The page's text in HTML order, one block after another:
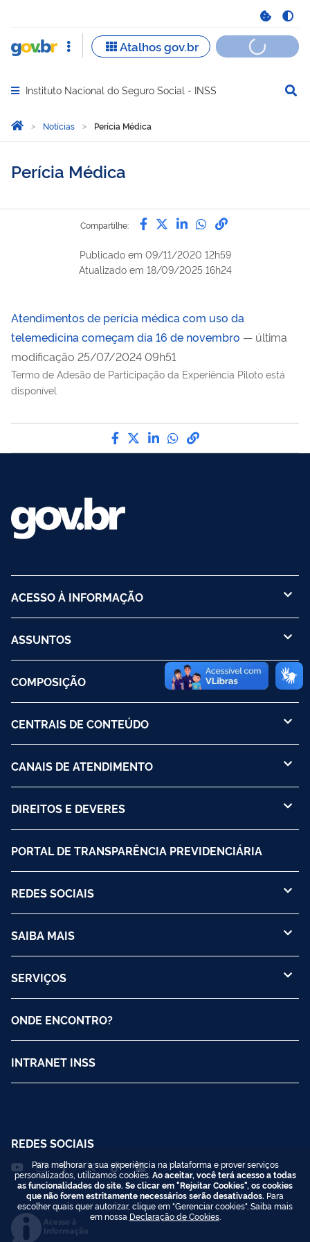
Abrir menu principal de navegação
Instituto Nacional do Seguro Social - INSS
Você está aqui:
Página Inicial
Notícias Perícia Médica
Perícia Médica
Compartilhe: Compartilhe por Facebook
Compartilhe por Twitter
Compartilhe por
Compartilhe
link para
Publicado em 09/11/2020 12h59
Atualizado em 18/09/2025 16h24
Atendimentos de perícia médica com uso da
telemedicina começam dia 16 de novembro — última
modificação 25/07/2024 09h51
Termo de Adesão de Participação da Experiência Piloto está
disponível
Compartilhe por Facebook
Compartilhe por Twitter
Compartilhe por
Compartilhe por
link para Copiar
ACESSO À INFORMAÇÃO
ASSUNTOS
COMPOSIÇÃO
CENTRAIS DE CONTEÚDO
CANAIS DE ATENDIMENTO
DIREITOS E DEVERES
PORTAL DE TRANSPARÊNCIA PREVIDENCIÁRIA
REDES SOCIAIS
SAIBA MAIS
SERVIÇOS
ONDE ENCONTRO?
INTRANET INSS
REDES SOCIAIS
Acesso à
Informação
Para melhorar a sua experiência na plataforma e prover serviços
personalizados, utilizamos cookies. Ao aceitar, você terá acesso a todas
as funcionalidades do site. Se clicar em "Rejeitar Cookies", os cookies
que não forem estritamente necessários serão desativados. Para
escolher quais quer autorizar, clique em "Gerenciar cookies". Saiba mais
em nossa Declaração de Cookies.